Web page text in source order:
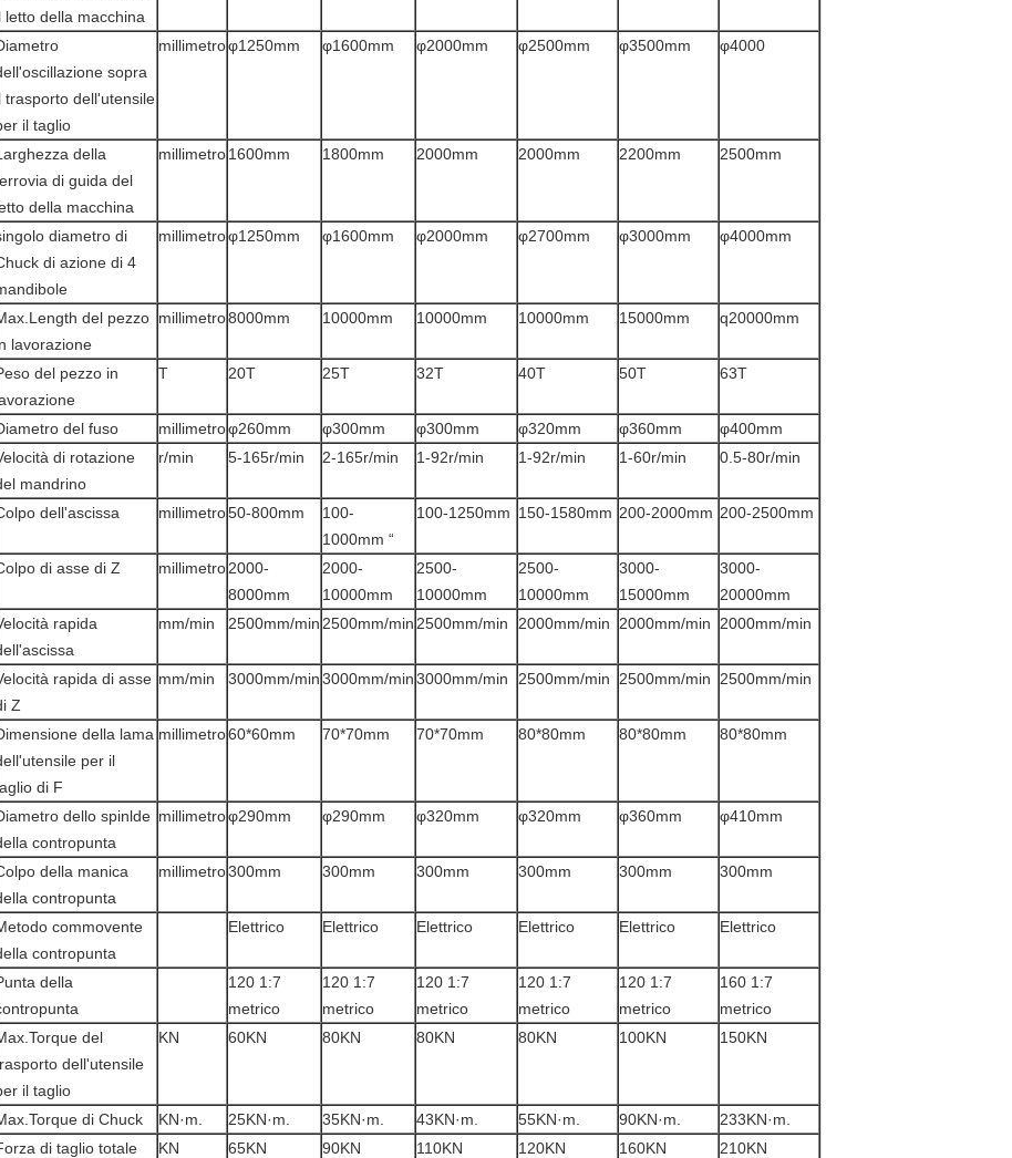
letto della macchina
sopra
trasporto dell'utensile
il taglio
millimetroφ1250mm φ1600mm φ2000mm φ2500mm φ3500mm φ4000
della
di guida del
della macchina
millimetro1600mm 1800mm 2000mm 2000mm 2200mm 2500mm
diametro di
di azione di 4
millimetroφ1250mm φ1600mm φ2000mm φ2700mm φ3000mm φ4000mm
del pezzo
lavorazione
millimetro8000mm 10000mm 10000mm 10000mm 15000mm q20000mm
del pezzo in
T 20T 25T 32T 40T 50T 63T
del fuso millimetroφ260mm φ300mm φ300mm φ320mm φ360mm
φ400mm
di rotazione
mandrino
r/min 5-165r/min 2-165r/min 1-92r/min 1-92r/min 1-60r/min 0.5-80r/min
dell'ascissa millimetro50-800mm
100-
1000mm “
100-1250mm 150-1580mm 200-2000mm 200-2500mm
di asse di Z millimetro2000-
8000mm
2000-
10000mm
2500-
10000mm
2500-
10000mm
3000-
15000mm
3000-
20000mm
rapida
mm/min 2500mm/min 2500mm/min 2500mm/min 2000mm/min 2000mm/min 2000mm/min
rapida di asse
Z
mm/min 3000mm/min3000mm/min3000mm/min 2500mm/min 2500mm/min 2500mm/min
della lama
per il
di F
millimetro60*60mm 70*70mm 70*70mm 80*80mm 80*80mm 80*80mm
dello spinlde
contropunta
millimetroφ290mm φ290mm φ320mm φ320mm φ360mm φ410mm
della manica
contropunta
millimetro300mm 300mm 300mm 300mm 300mm 300mm
commovente
contropunta
Elettrico Elettrico Elettrico Elettrico Elettrico Elettrico
della
120 1:7
metrico
120 1:7
metrico
120 1:7
metrico
120 1:7
metrico
120 1:7
metrico
160 1:7
metrico
del
dell'utensile
il taglio
KN 60KN 80KN 80KN 80KN 100KN 150KN
di Chuck KN·m. 25KN·m. 35KN·m. 43KN·m. 55KN·m. 90KN·m.
233KN·m.
di taglio totale
KN 65KN 90KN 110KN 120KN 160KN
210KN